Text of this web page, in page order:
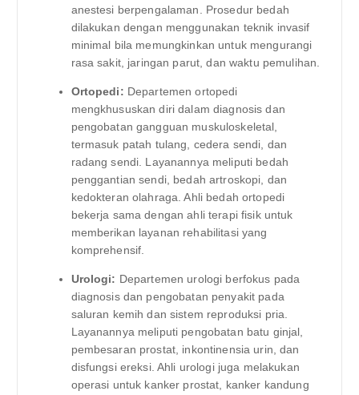
anestesi berpengalaman. Prosedur bedah
dilakukan dengan menggunakan teknik invasif
minimal bila memungkinkan untuk mengurangi
rasa sakit, jaringan parut, dan waktu pemulihan.
Ortopedi: Departemen ortopedi
mengkhususkan diri dalam diagnosis dan
pengobatan gangguan muskuloskeletal,
termasuk patah tulang, cedera sendi, dan
radang sendi. Layanannya meliputi bedah
penggantian sendi, bedah artroskopi, dan
kedokteran olahraga. Ahli bedah ortopedi
bekerja sama dengan ahli terapi fisik untuk
memberikan layanan rehabilitasi yang
komprehensif.
Urologi: Departemen urologi berfokus pada
diagnosis dan pengobatan penyakit pada
saluran kemih dan sistem reproduksi pria.
Layanannya meliputi pengobatan batu ginjal,
pembesaran prostat, inkontinensia urin, dan
disfungsi ereksi. Ahli urologi juga melakukan
operasi untuk kanker prostat, kanker kandung